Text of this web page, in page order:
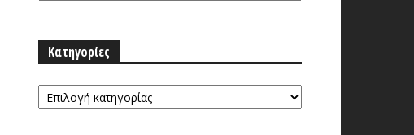
Κατηγορίες
Κατηγορίες